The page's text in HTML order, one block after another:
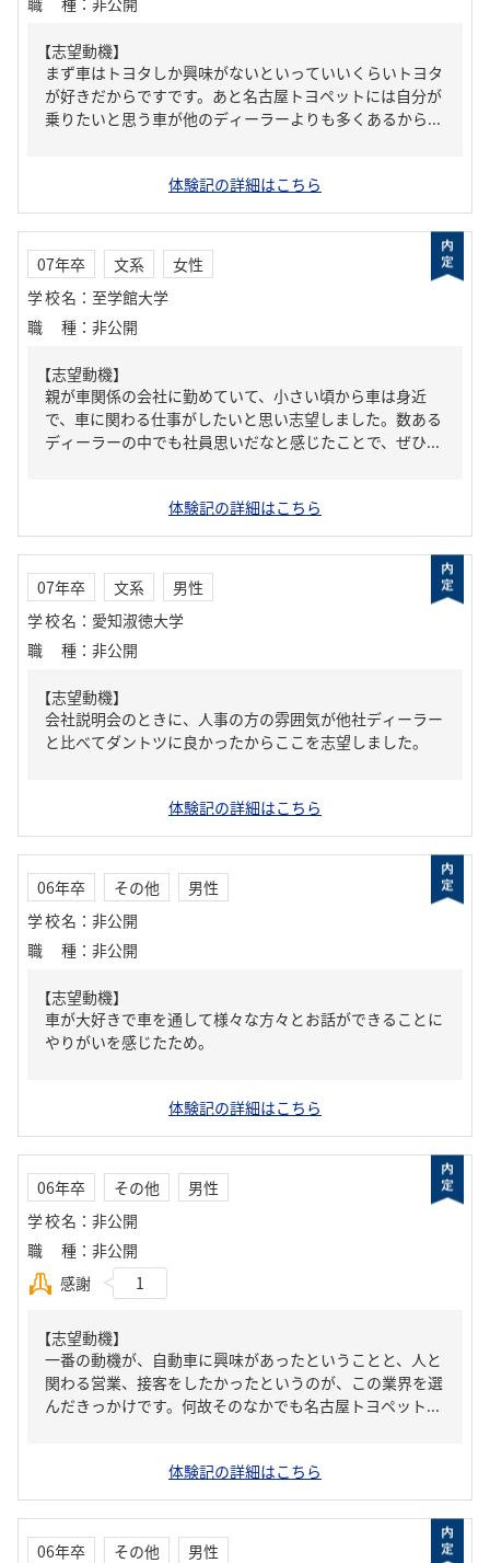
【志望動機】
まず車はトヨタしか興味がないといっていいくらいトヨタ
が好きだからですです。あと名古屋トヨペットには自分が
乗りたいと思う車が他のディーラーよりも多くあるから...
体験記の詳細はこちら
07年卒 文系
女性
学校名 ： 至学館大学
職種 ： 非公開
【志望動機】
親が車関係の会社に勤めていて、小さい頃から車は身近
で、車に関わる仕事がしたいと思い志望しました。数ある
ディーラーの中でも社員思いだなと感じたことで、ぜひ...
体験記の詳細はこちら
07年卒 文系
男性
学校名 ： 愛知淑徳大学
職種 ： 非公開
【志望動機】
会社説明会のときに、人事の方の雰囲気が他社ディーラー
と比べてダントツに良かったからここを志望しました。
体験記の詳細はこちら
06年卒 その他
男性
学校名 ： 非公開
職種 ： 非公開
【志望動機】
車が大好きで車を通して様々な方々とお話ができることに
やりがいを感じたため。
体験記の詳細はこちら
06年卒 その他
男性
学校名 ： 非公開
職種 ： 非公開
感謝
1
【志望動機】
一番の動機が、自動車に興味があったということと、人と
関わる営業、接客をしたかったというのが、この業界を選
んだきっかけです。何故そのなかでも名古屋トヨペット...
体験記の詳細はこちら
06年卒 その他
男性